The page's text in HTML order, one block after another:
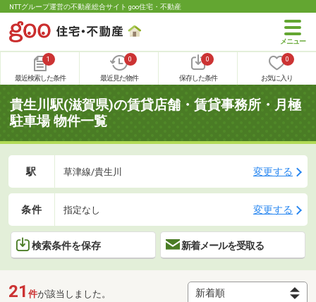
NTTグループ運営の不動産総合サイト goo住宅・不動産
1
最近検索した条件
0
最近見た物件
0
保存した条件
0
お気に入り
貴生川駅(滋賀県)の賃貸店舗・賃貸事務所・月極
駐車場 物件一覧
駅 草津線/貴生川 変更する
条件 指定なし 変更する
検索条件を保存 新着メールを受取る
21 件が該当しました。